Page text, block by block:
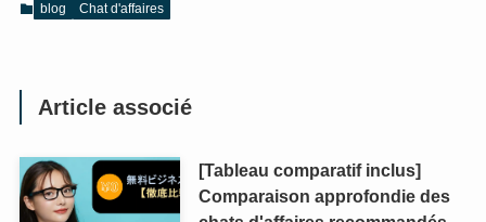
blog Chat d'affaires
Article associé
[Tableau comparatif inclus]
Comparaison approfondie des